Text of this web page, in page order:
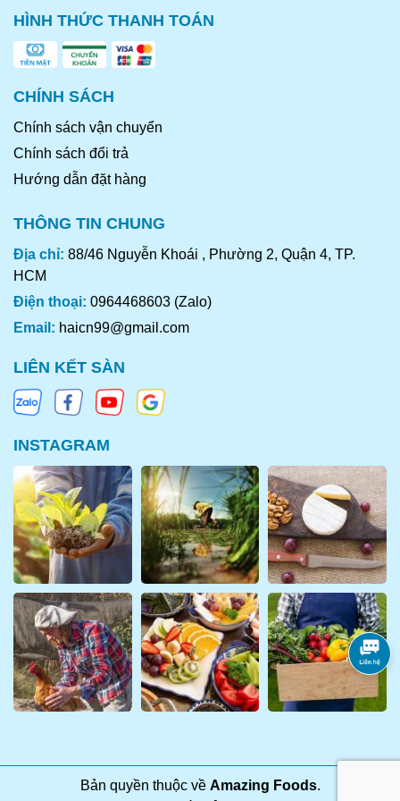
HÌNH THỨC THANH TOÁN
CHÍNH SÁCH
Chính sách vận chuyển
Chính sách đổi trả
Hướng dẫn đặt hàng
THÔNG TIN CHUNG
Địa chỉ: 88/46 Nguyễn Khoái , Phường 2, Quận 4, TP.
HCM
Điện thoại: 0964468603 (Zalo)
Email: haicn99@gmail.com
LIÊN KẾT SÀN
INSTAGRAM
Bản quyền thuộc về Amazing Foods.